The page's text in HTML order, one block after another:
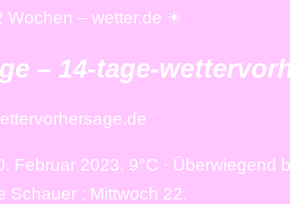
Wochen – wetter.de ☀
– 14-tage-
Februar 2023. 9°C · Überwiegend
Schauer ; Mittwoch 22.